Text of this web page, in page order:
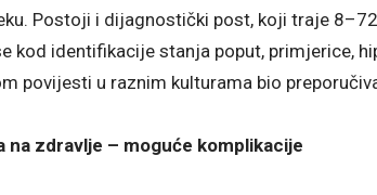
Postoji i dijagnostički post, koji traje
kod identifikacije stanja poput, primjerice,
povijesti u raznim kulturama bio
na zdravlje – moguće komplikacije